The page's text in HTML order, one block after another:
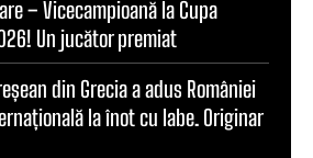
– Vicecampioană la Cupa
Un jucător premiat
din Grecia a adus României
la înot cu labe. Originar